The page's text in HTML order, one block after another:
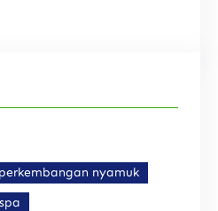
nyamuk